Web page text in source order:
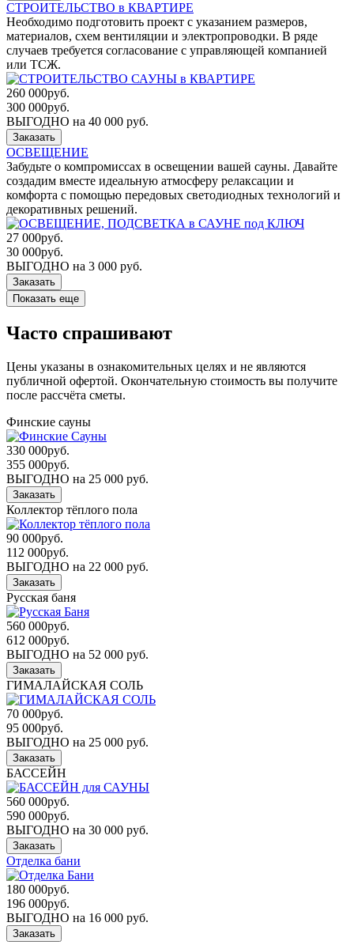
СТРОИТЕЛЬСТВО в КВАРТИРЕ
Необходимо подготовить проект с указанием размеров,
материалов, схем вентиляции и электропроводки. В ряде
случаев требуется согласование с управляющей компанией
или ТСЖ.
260 000руб.
300 000руб.
ВЫГОДНО на 40 000 руб.
Заказать
ОСВЕЩЕНИЕ
Забудьте о компромиссах в освещении вашей сауны. Давайте
создадим вместе идеальную атмосферу релаксации и
комфорта с помощью передовых светодиодных технологий и
декоративных решений.
27 000руб.
30 000руб.
ВЫГОДНО на 3 000 руб.
Заказать
Показать еще
Часто спрашивают
Цены указаны в ознакомительных целях и не являются
публичной офертой. Окончательную стоимость вы получите
после рассчёта сметы.
Финские сауны
330 000руб.
355 000руб.
ВЫГОДНО на 25 000 руб.
Заказать
Коллектор тёплого пола
90 000руб.
112 000руб.
ВЫГОДНО на 22 000 руб.
Заказать
Русская баня
560 000руб.
612 000руб.
ВЫГОДНО на 52 000 руб.
Заказать
ГИМАЛАЙСКАЯ СОЛЬ
70 000руб.
95 000руб.
ВЫГОДНО на 25 000 руб.
Заказать
БАССЕЙН
560 000руб.
590 000руб.
ВЫГОДНО на 30 000 руб.
Заказать
Отделка бани
180 000руб.
196 000руб.
ВЫГОДНО на 16 000 руб.
Заказать